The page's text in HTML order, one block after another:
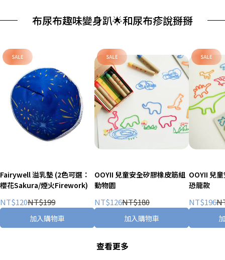
布尿布趣味變身趴🌟和尿布疹說掰掰
Fairywell 溢乳墊 (2色可選：
櫻花Sakura/煙火Firework)
NT$120NT$199
加入購物車
OOYII 兒童安全矽膠橡皮筋組
動物園
NT$126NT$180
加入購物車
OOYII 兒
恐龍款
NT$196
查看更多